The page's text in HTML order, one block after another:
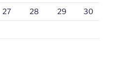
27 28 29 30